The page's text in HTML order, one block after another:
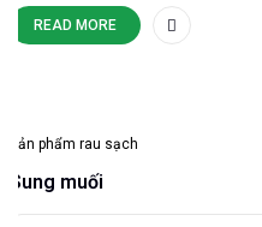
READ MORE
Sản phẩm rau sạch
Sung muối